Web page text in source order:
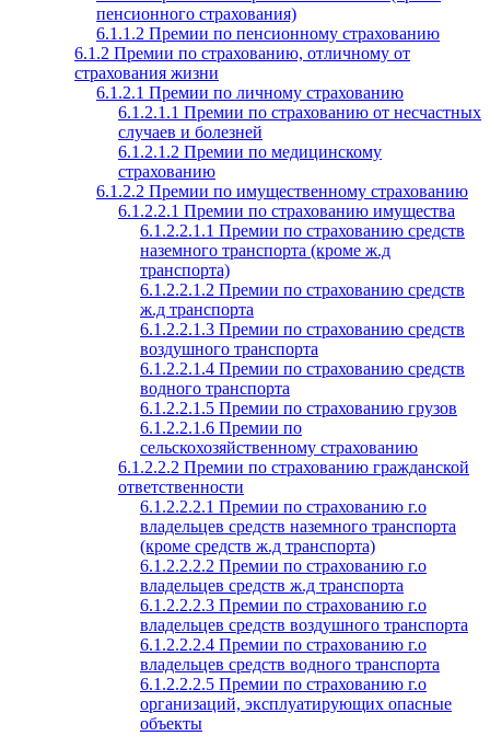
пенсионного страхования)
6.1.1.2 Премии по пенсионному страхованию
6.1.2 Премии по страхованию, отличному от
страхования жизни
6.1.2.1 Премии по личному страхованию
6.1.2.1.1 Премии по страхованию от несчастных
случаев и болезней
6.1.2.1.2 Премии по медицинскому
страхованию
6.1.2.2 Премии по имущественному страхованию
6.1.2.2.1 Премии по страхованию имущества
6.1.2.2.1.1 Премии по страхованию средств
наземного транспорта (кроме ж.д
транспорта)
6.1.2.2.1.2 Премии по страхованию средств
ж.д транспорта
6.1.2.2.1.3 Премии по страхованию средств
воздушного транспорта
6.1.2.2.1.4 Премии по страхованию средств
водного транспорта
6.1.2.2.1.5 Премии по страхованию грузов
6.1.2.2.1.6 Премии по
сельскохозяйственному страхованию
6.1.2.2.2 Премии по страхованию гражданской
ответственности
6.1.2.2.2.1 Премии по страхованию г.о
владельцев средств наземного транспорта
(кроме средств ж.д транспорта)
6.1.2.2.2.2 Премии по страхованию г.о
владельцев средств ж.д транспорта
6.1.2.2.2.3 Премии по страхованию г.о
владельцев средств воздушного транспорта
6.1.2.2.2.4 Премии по страхованию г.о
владельцев средств водного транспорта
6.1.2.2.2.5 Премии по страхованию г.о
организаций, эксплуатирующих опасные
объекты